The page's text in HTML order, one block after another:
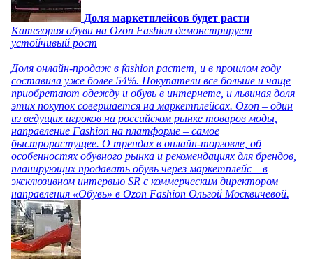
Доля маркетплейсов будет расти
Категория обуви на Ozon Fashion демонстрирует
устойчивый рост
Доля онлайн-продаж в fashion растет, и в прошлом году
составила уже более 54%. Покупатели все больше и чаще
приобретают одежду и обувь в интернете, и львиная доля
этих покупок совершается на маркетплейсах. Ozon – один
из ведущих игроков на российском рынке товаров моды,
направление Fashion на платформе – самое
быстрорастущее. О трендах в онлайн-торговле, об
особенностях обувного рынка и рекомендациях для брендов,
планирующих продавать обувь через маркетплейс – в
эксклюзивном интервью SR с коммерческим директором
направления «Обувь» в Ozon Fashion Ольгой Москвичевой.